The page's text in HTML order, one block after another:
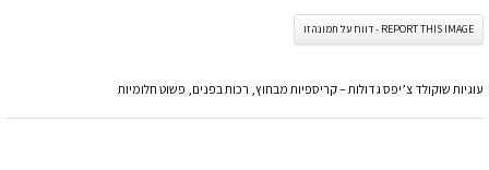
REPORT THIS IMAGE - דווח על תמונה זו
עוגיות שוקולד צ’יפס גדולות – קריספיות מבחוץ, רכות בפנים, פשוט חלומיות